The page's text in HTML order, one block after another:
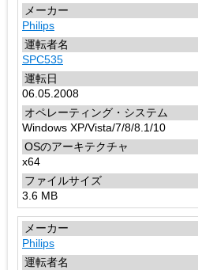
Philips
SPC535
06.05.2008
Windows XP/Vista/7/8/8.1/10
x64
3.6 MB
Philips